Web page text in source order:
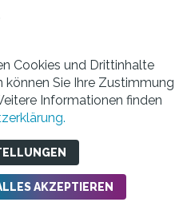
5, 59065 Hamm. Fon:
info@startupteens.de
Cookies und Drittinhalte
Sie Ihre Zustimmung
Informationen finden
AKZEPTIEREN